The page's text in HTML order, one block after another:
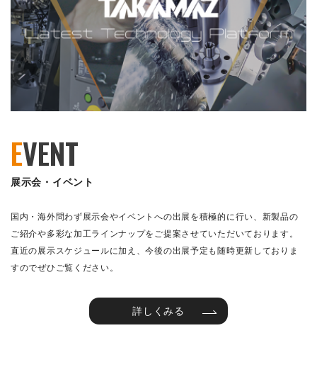
EVENT
展示会・イベント
国内・海外問わず展示会やイベントへの出展を積極的に行い、新製品の
ご紹介や多彩な加工ラインナップをご提案させていただいております。
直近の展示スケジュールに加え、今後の出展予定も随時更新しておりま
すのでぜひご覧ください。
詳しくみる